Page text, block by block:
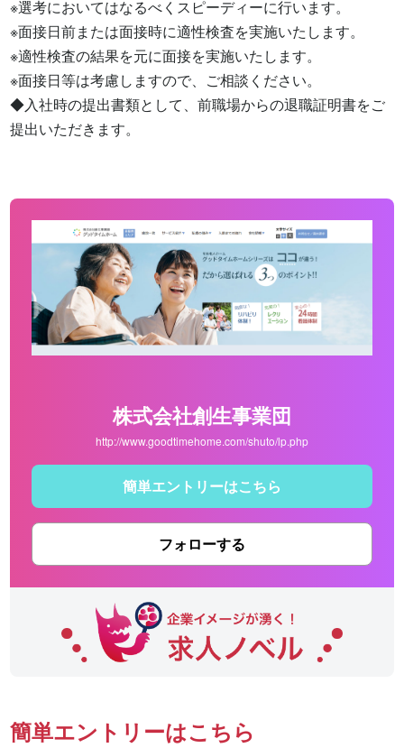
※選考においてはなるべくスピーディーに行います。
※面接日前または面接時に適性検査を実施いたします。
※適性検査の結果を元に面接を実施いたします。
※面接日等は考慮しますので、ご相談ください。
◆入社時の提出書類として、前職場からの退職証明書をご
提出いただきます。
株式会社創生事業団
http://www.goodtimehome.com/shuto/lp.php
簡単エントリーはこちら
フォローする
簡単エントリーはこちら